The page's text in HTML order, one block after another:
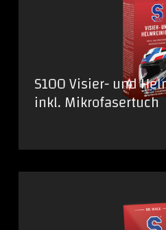
S100 Visier- und
inkl. Mikrofasertuch